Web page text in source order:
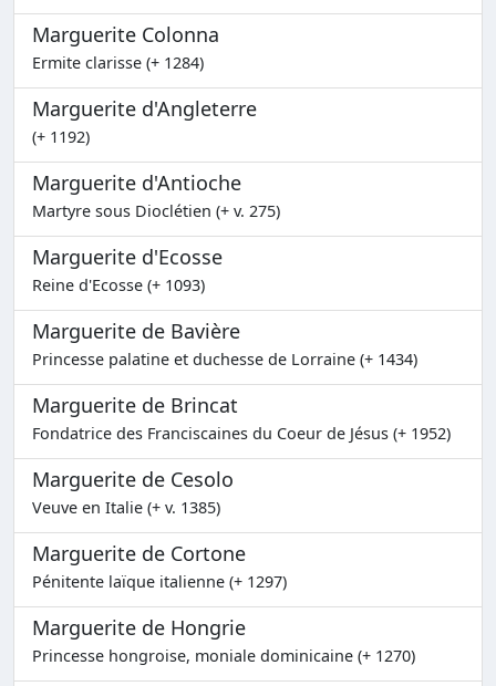
Marguerite Colonna
Ermite clarisse (+ 1284)
Marguerite d'Angleterre
(+ 1192)
Marguerite d'Antioche
Martyre sous Dioclétien (+ v. 275)
Marguerite d'Ecosse
Reine d'Ecosse (+ 1093)
Marguerite de Bavière
Princesse palatine et duchesse de Lorraine (+ 1434)
Marguerite de Brincat
Fondatrice des Franciscaines du Coeur de Jésus (+ 1952)
Marguerite de Cesolo
Veuve en Italie (+ v. 1385)
Marguerite de Cortone
Pénitente laïque italienne (+ 1297)
Marguerite de Hongrie
Princesse hongroise, moniale dominicaine (+ 1270)